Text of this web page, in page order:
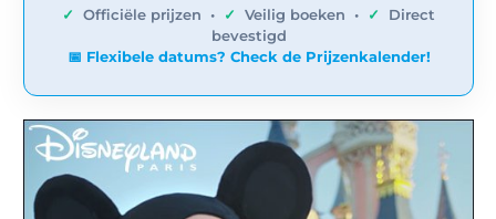
✓ Officiële prijzen • ✓ Veilig boeken • ✓
Direct
bevestigd
📅 Flexibele datums? Check de Prijzenkalender!